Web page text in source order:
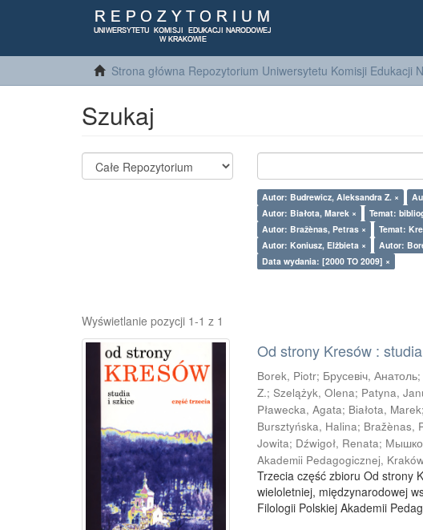
Strona główna Repozytorium Uniwersytetu Komisji Edukacji
Szukaj
Autor: Budrewicz, Aleksandra Z. ×
Autor: Białota, Marek ×
Temat:
Autor: Bražènas, Petras ×
Temat:
Autor: Koniusz, Elżbieta ×
Autor:
Data wydania: [2000 TO 2009] ×
Wyświetlanie pozycji 1-1 z 1
Od strony Kresów :
Borek, Piotr; Брусевіч, Анатоль;
Z.;Szelążyk, Olena; Patyna,
Pławecka, Agata; Białota, Marek;
Bursztyńska, Halina; Bražènas,
Jowita; Dźwigoł, Renata;
Akademii Pedagogicznej,
Trzecia część zbioru Od strony
wieloletniej, międzynarodowej
Filologii Polskiej Akademii